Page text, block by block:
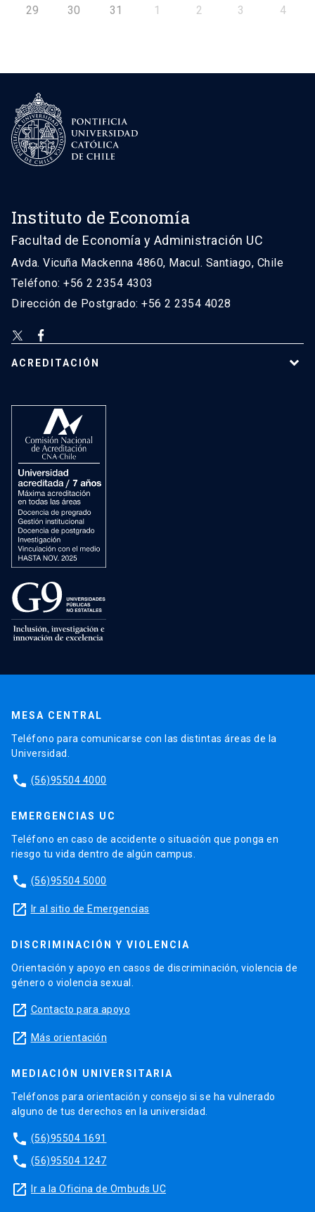
29 30 31 1 2 3 4
Instituto de Economía
Facultad de Economía y Administración UC
Avda. Vicuña Mackenna 4860, Macul. Santiago, Chile
Teléfono: +56 2 2354 4303
Dirección de Postgrado: +56 2 2354 4028
ACREDITACIÓN
MESA CENTRAL
Teléfono para comunicarse con las distintas áreas de la
Universidad.
phone (56)95504 4000
EMERGENCIAS UC
Teléfono en caso de accidente o situación que ponga en
riesgo tu vida dentro de algún campus.
phone (56)95504 5000
launch Ir al sitio de Emergencias
DISCRIMINACIÓN Y VIOLENCIA
Orientación y apoyo en casos de discriminación, violencia de
género o violencia sexual.
launch Contacto para apoyo
launch Más orientación
MEDIACIÓN UNIVERSITARIA
Teléfonos para orientación y consejo si se ha vulnerado
alguno de tus derechos en la universidad.
phone (56)95504 1691
phone (56)95504 1247
launch Ir a la Oficina de Ombuds UC